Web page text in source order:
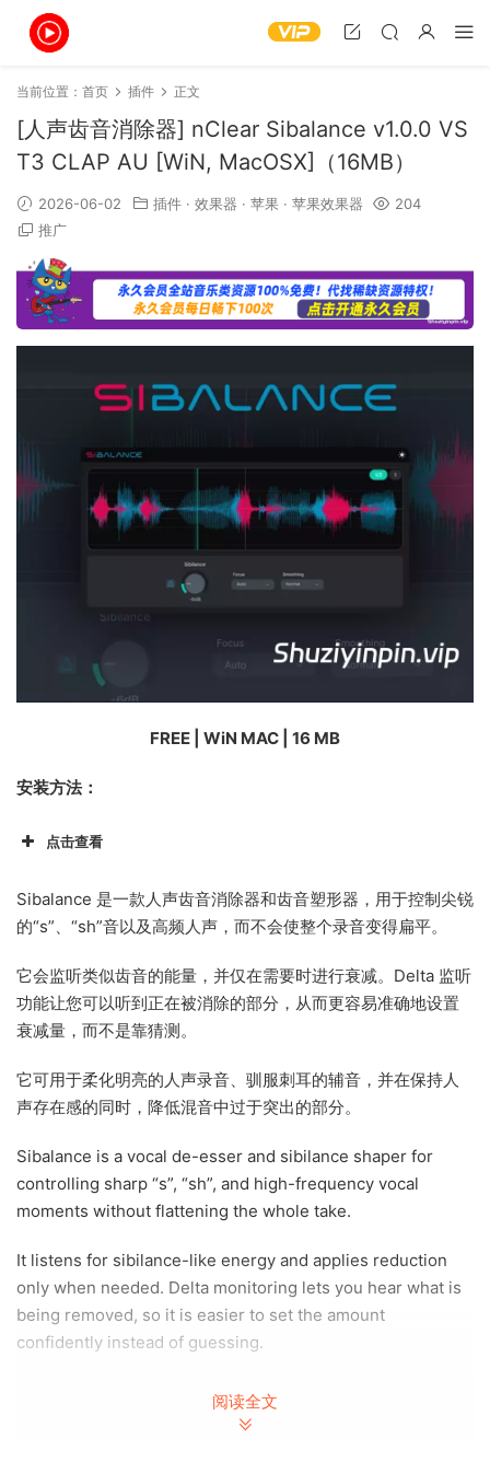
当前位置： 首页 插件 正文
[人声齿音消除器] nClear Sibalance v1.0.0 VS
T3 CLAP AU [WiN, MacOSX]（16MB）
2026-06-02 插件 · 效果器 · 苹果 · 苹果效果器
204
推广
FREE | WiN MAC | 16 MB
安装方法：
点击查看
Sibalance 是一款人声齿音消除器和齿音塑形器，用于控制尖锐
的“s”、“sh”音以及高频人声，而不会使整个录音变得扁平。
它会监听类似齿音的能量，并仅在需要时进行衰减。Delta 监听
功能让您可以听到正在被消除的部分，从而更容易准确地设置
衰减量，而不是靠猜测。
它可用于柔化明亮的人声录音、驯服刺耳的辅音，并在保持人
声存在感的同时，降低混音中过于突出的部分。
Sibalance is a vocal de-esser and sibilance shaper for
controlling sharp “s”, “sh”, and high-frequency vocal
moments without flattening the whole take.
It listens for sibilance-like energy and applies reduction
only when needed. Delta monitoring lets you hear what is
being removed, so it is easier to set the amount
confidently instead of guessing.
Use it for smoothing bright vocal recordings, taming
aggressive consonants, and keeping presence while
阅读全文